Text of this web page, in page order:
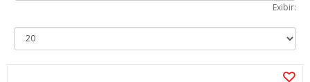
Exibir: